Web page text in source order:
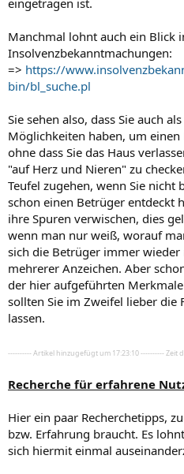
Manchmal lohnt auch ein Blick
Insolvenzbekanntmachungen:
=> https://
bin/bl_suche.pl
Sie sehen also, dass Sie auch
Möglichkeiten haben, um
ohne dass Sie das Haus
"auf Herz und Nieren" zu
Teufel zugehen, wenn Sie
schon einen Betrüger entdeckt
ihre Spuren verwischen, dies
wenn man nur weiß, worauf
sich die Betrüger immer wieder
mehrerer Anzeichen. Aber
der hier aufgeführten
sollten Sie im Zweifel lieber die
lassen.
---------- Artikel hinzugefügt um 17:23:10 ---------- Zeit
Recherche für erfahrene
Hier ein paar Recherchetipps,
bzw. Erfahrung braucht. Es
sich hiermit einmal